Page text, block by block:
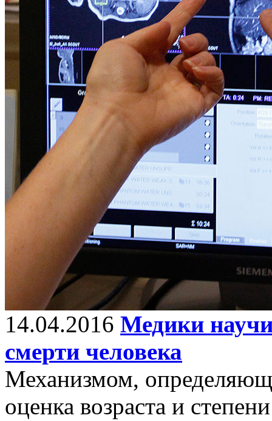
14.04.2016 Медики
смерти человека
Механизмом,
оценка возраста и